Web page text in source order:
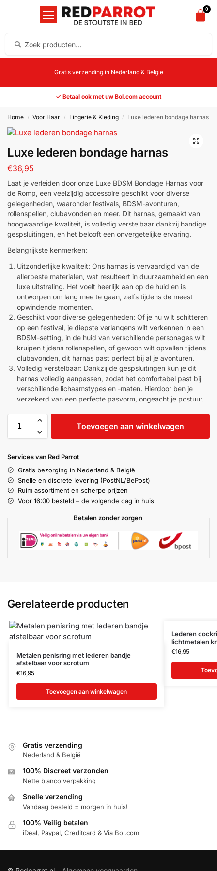
0
Gratis verzending in Nederland & Belgie
✓ Betaal ook met uw Bol.com account
Home / Voor Haar / Lingerie & Kleding / Luxe lederen bondage harnas
Luxe lederen bondage harnas
€36,95
Laat je verleiden door onze Luxe BDSM Bondage Harnas voor
de Romp, een veelzijdig accessoire geschikt voor diverse
gelegenheden, waaronder festivals, BDSM-avonturen,
rollenspellen, clubavonden en meer. Dit harnas, gemaakt van
hoogwaardige kwaliteit, is volledig verstelbaar dankzij handige
gespsluitingen, en het belooft een onvergetelijke ervaring.
Belangrijkste kenmerken:
Uitzonderlijke kwaliteit: Ons harnas is vervaardigd van de
allerbeste materialen, wat resulteert in duurzaamheid en een
luxe uitstraling. Het voelt heerlijk aan op de huid en is
ontworpen om lang mee te gaan, zelfs tijdens de meest
opwindende momenten.
Geschikt voor diverse gelegenheden: Of je nu wilt schitteren
op een festival, je diepste verlangens wilt verkennen in een
BDSM-setting, in de huid van verschillende personages wilt
kruipen tijdens rollenspellen, of gewoon wilt opvallen tijdens
clubavonden, dit harnas past perfect bij al je avonturen.
Volledig verstelbaar: Dankzij de gespsluitingen kun je dit
harnas volledig aanpassen, zodat het comfortabel past bij
verschillende lichaamstypes en -maten. Hierdoor ben je
verzekerd van een perfecte pasvorm, ongeacht je postuur.
Toevoegen aan winkelwagen
Services van Red Parrot
Gratis bezorging in Nederland & België
Snelle en discrete levering (PostNL/BePost)
Ruim assortiment en scherpe prijzen
Voor 16:00 besteld – de volgende dag in huis
Betalen zonder zorgen
Gerelateerde producten
Metalen penisring met lederen bandje
afstelbaar voor scrotum
€16,95
Toevoegen aan winkelwagen
Lederen
lichtmetalen
€16,95
Gratis verzending
Nederland & België
100% Discreet verzonden
Nette blanco verpakking
Snelle verzending
Vandaag besteld = morgen in huis!
100% Veilig betalen
iDeal, Paypal, Creditcard & Via Bol.com